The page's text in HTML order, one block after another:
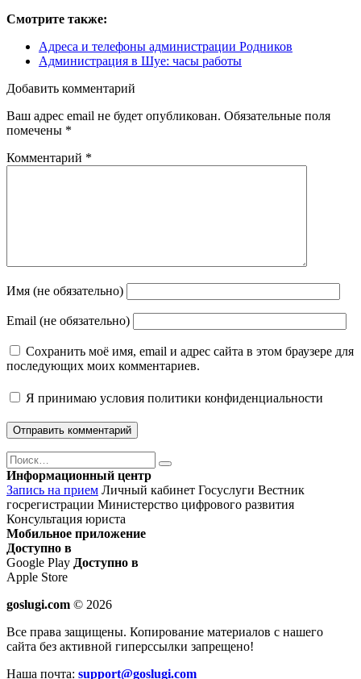
Смотрите также:
Адреса и телефоны администрации Родников
Администрация в Шуе: часы работы
Добавить комментарий
Ваш адрес email не будет опубликован. Обязательные поля
помечены *
Комментарий *
Имя (не обязательно)
Email (не обязательно)
Сохранить моё имя, email и адрес сайта в этом браузере для
последующих моих комментариев.
Я принимаю условия политики конфиденциальности
Поиск
Найти
Информационный центр
Запись на прием Личный кабинет Госуслуги Вестник
госрегистрации Министерство цифрового развития
Консультация юриста
Мобильное приложение
Доступно в
Google Play Доступно в
Apple Store
goslugi.com © 2026
Все права защищены. Копирование материалов с нашего
сайта без активной гиперссылки запрещено!
Наша почта: support@goslugi.com